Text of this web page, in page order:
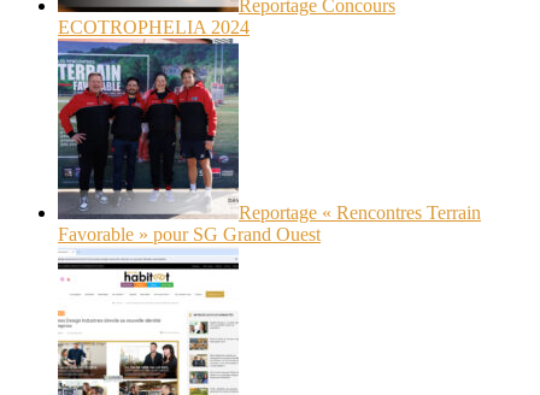
Reportage Concours
ECOTROPHELIA 2024
Reportage « Rencontres Terrain
Favorable » pour SG Grand Ouest